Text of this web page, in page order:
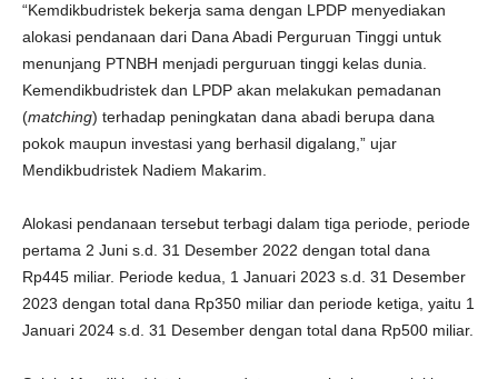
“Kemdikbudristek bekerja sama dengan LPDP menyediakan
alokasi pendanaan dari Dana Abadi Perguruan Tinggi untuk
menunjang PTNBH menjadi perguruan tinggi kelas dunia.
Kemendikbudristek dan LPDP akan melakukan pemadanan
(matching) terhadap peningkatan dana abadi berupa dana
pokok maupun investasi yang berhasil digalang,” ujar
Mendikbudristek Nadiem Makarim.
Alokasi pendanaan tersebut terbagi dalam tiga periode, periode
pertama 2 Juni s.d. 31 Desember 2022 dengan total dana
Rp445 miliar. Periode kedua, 1 Januari 2023 s.d. 31 Desember
2023 dengan total dana Rp350 miliar dan periode ketiga, yaitu 1
Januari 2024 s.d. 31 Desember dengan total dana Rp500 miliar.